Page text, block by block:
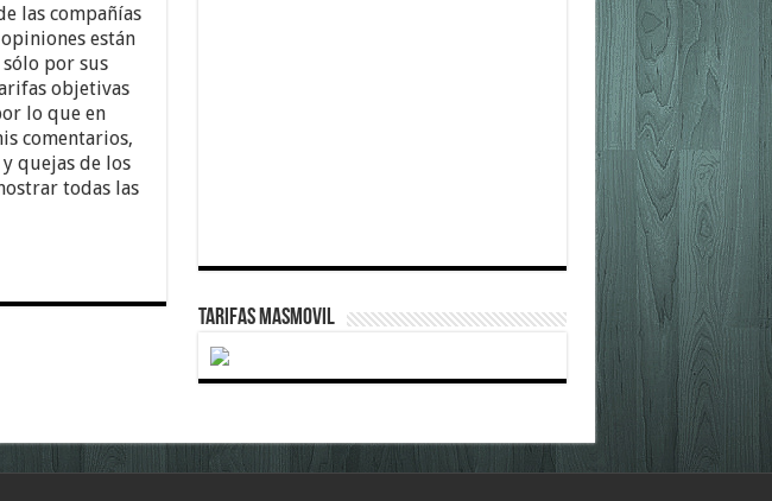
las compañías
están
por sus
objetivas
lo que en
comentarios,
quejas de los
todas las
TARIFAS MASMOVIL